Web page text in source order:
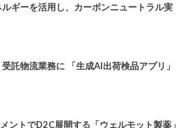
ギーを活用し、カーボンニュートラル実
託物流業務に 「生成AI出荷検品アプリ」
ントでD2C展開する「ウェルモット製薬」